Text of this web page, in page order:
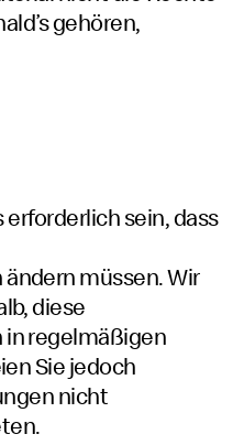
gehören,
erforderlich sein, dass
müssen. Wir
diese
regelmäßigen
Sie jedoch
nicht